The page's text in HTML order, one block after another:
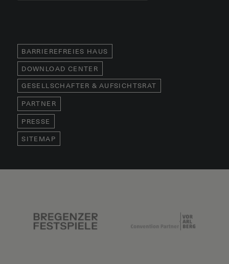
BARRIEREFREIES HAUS
DOWNLOAD CENTER
GESELLSCHAFTER & AUFSICHTSRAT
PARTNER
PRESSE
SITEMAP